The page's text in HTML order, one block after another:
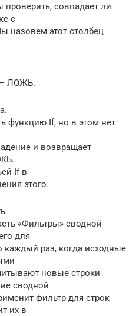
совпадает ли
с
назовем этот столбец
— ЛОЖЬ.
функцию If, но в этом нет
и возвращает
If в
этого.
«Фильтры» сводной
для
раз, когда исходные
новые строки
сводной
фильтр для строк
их в